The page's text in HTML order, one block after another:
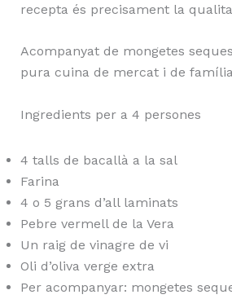
recepta és precisament la
Acompanyat de mongetes
pura cuina de mercat i de
Ingredients per a 4 persones
4 talls de bacallà a la sal
Farina
4 o 5 grans d’all laminats
Pebre vermell de la Vera
Un raig de vinagre de vi
Oli d’oliva verge extra
Per acompanyar: mongetes